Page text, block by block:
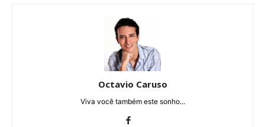
Octavio Caruso
Viva você também este sonho...